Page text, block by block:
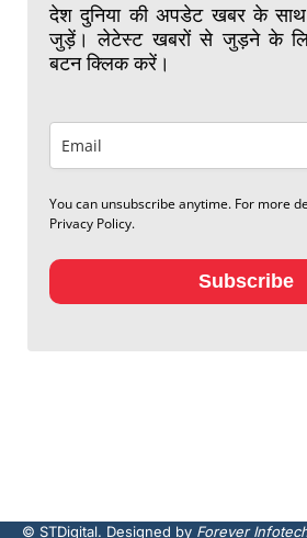
देश दुनिया की अपडेट खबर के
जुड़ें। लेटेस्ट खबरों से जुड़ने के
बटन क्लिक करें।
You can unsubscribe anytime. For more
Privacy Policy.
Subscribe
© STDigital. Designed by Forever